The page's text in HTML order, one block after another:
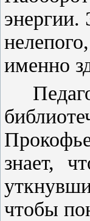
энергии.
именно
знает,
чтобы